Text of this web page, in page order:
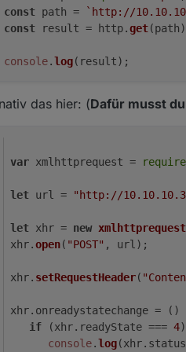
}, function(error,
if (error)
const path =
`http://
const result = http.get
console.log(result);
das hier: (Dafür musst
var xmlhttprequest = require
let url = "http://
let xhr = new xmlhttprequest
xhr.open( "POST" , url);
xhr. setRequestHeader(
xhr. onreadystatechange =
()
if (xhr. readyState === 4
console.log(xhr. status